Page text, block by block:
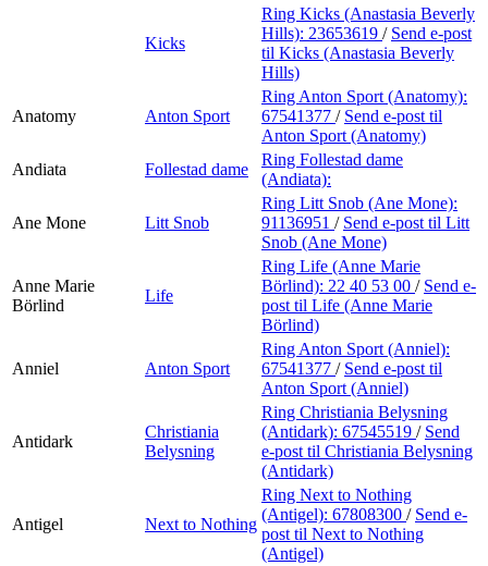
Kicks
Ring Kicks (Anastasia Beverly
Hills): 23653619 / Send e-post
til Kicks (Anastasia Beverly
Hills)
Anatomy Anton Sport
Ring Anton Sport (Anatomy):
67541377 / Send e-post til
Anton Sport (Anatomy)
Andiata
Follestad dame
Ring Follestad dame
(Andiata):
Ane Mone Litt Snob
Ring Litt Snob (Ane Mone):
91136951 / Send e-post til Litt
Snob (Ane Mone)
Anne Marie
Börlind
Life
Ring Life (Anne Marie
Börlind): 22 40 53 00 / Send e-
post til Life (Anne Marie
Börlind)
Anniel Anton Sport
Ring Anton Sport (Anniel):
67541377 / Send e-post til
Anton Sport (Anniel)
Antidark
Christiania
Belysning
Ring Christiania Belysning
(Antidark): 67545519 / Send
e-post til Christiania Belysning
(Antidark)
Antigel Next to Nothing
Ring Next to Nothing
(Antigel): 67808300 / Send e-
post til Next to Nothing
(Antigel)